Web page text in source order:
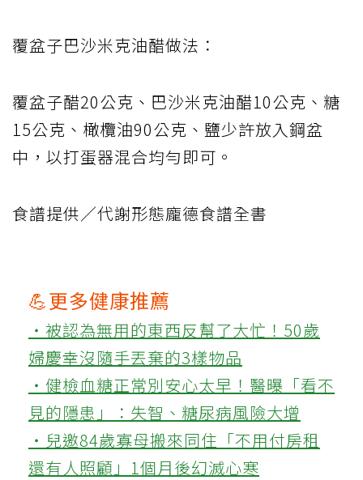
覆盆子巴沙米克油醋做法：
覆盆子醋20公克、巴沙米克油醋10公克、糖
15公克、橄欖油90公克、鹽少許放入鋼盆
中，以打蛋器混合均勻即可。
食譜提供／代謝形態龐德食譜全書
💪更多健康推薦
‧被認為無用的東西反幫了大忙！50歲
婦慶幸沒隨手丟棄的3樣物品
‧健檢血糖正常別安心太早！醫曝「看不
見的隱患」：失智、糖尿病風險大增
‧兒邀84歲寡母搬來同住「不用付房租
還有人照顧」1個月後幻滅心寒